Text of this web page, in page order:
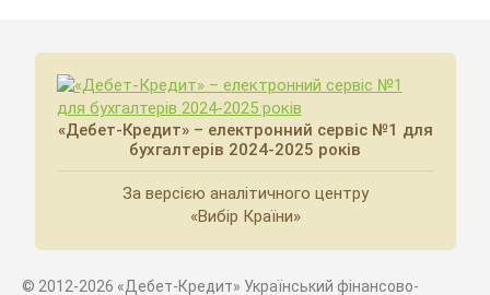
«Дебет-Кредит» – електронний сервіс №1 для
бухгалтерів 2024-2025 років
За версією аналітичного центру
«Вибір Країни»
© 2012-2026 «Дебет-Кредит» Український фінансово-